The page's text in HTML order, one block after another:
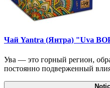
Чай Yantra (Янтра) "Uva
Ува — это горный регион,
постоянно подверженный